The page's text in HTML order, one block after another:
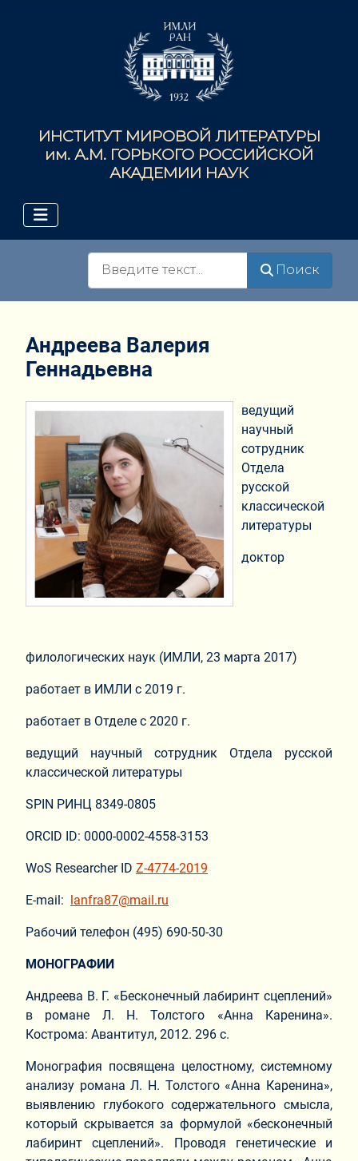
ИНСТИТУТ МИРОВОЙ ЛИТЕРАТУРЫ
им. А.М. ГОРЬКОГО РОССИЙСКОЙ
АКАДЕМИИ НАУК
Поиск
Андреева Валерия
Геннадьевна
ведущий
научный
сотрудник
Отдела
русской
классической
литературы
доктор
филологических наук (ИМЛИ, 23 марта 2017)
работает в ИМЛИ с 2019 г.
работает в Отделе с 2020 г.
ведущий научный сотрудник Отдела русской
классической литературы
SPIN РИНЦ 8349-0805
ORCID ID: 0000-0002-4558-3153
WoS Researcher ID Z-4774-2019
E-mail: lanfra87@mail.ru
Рабочий телефон (495) 690-50-30
МОНОГРАФИИ
Андреева В. Г. «Бесконечный лабиринт сцеплений»
в романе Л. Н. Толстого «Анна Каренина».
Кострома: Авантитул, 2012. 296 с.
Монография посвящена целостному, системному
анализу романа Л. Н. Толстого «Анна Каренина»,
выявлению глубокого содержательного смысла,
который скрывается за формулой «бесконечный
лабиринт сцеплений». Проводя генетические и